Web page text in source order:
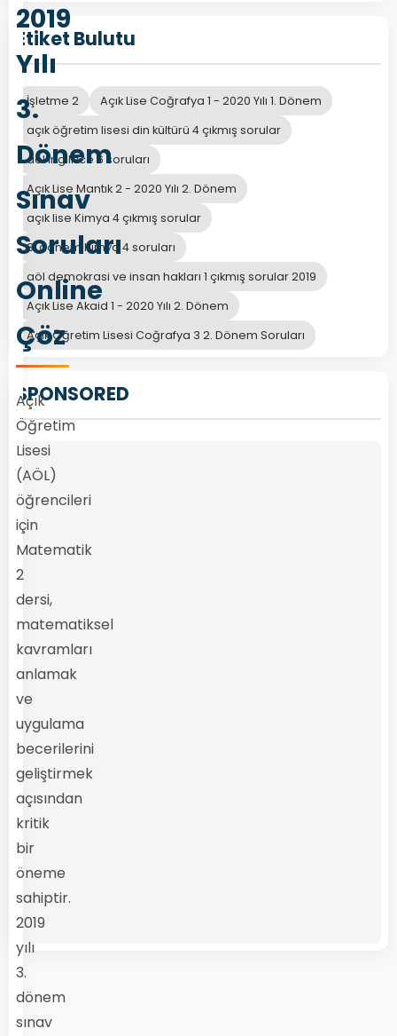
2019
Yılı
3.
Dönem
Sınav
Soruları
Online
Çöz
Açık
Öğretim
Lisesi
(AÖL)
öğrencileri
için
Matematik
2
dersi,
matematiksel
kavramları
anlamak
ve
uygulama
becerilerini
geliştirmek
açısından
kritik
bir
öneme
sahiptir.
2019
yılı
3.
dönem
sınav
Etiket Bulutu
İşletme 2
Açık Lise Coğrafya 1 - 2020 Yılı 1. Dönem
açık öğretim lisesi din kültürü 4 çıkmış sorular
aöl İngilizce 6 soruları
Açık Lise Mantık 2 - 2020 Yılı 2. Dönem
açık lise Kimya 4 çıkmış sorular
3. dönem Kimya 4 soruları
aöl demokrasi ve insan hakları 1 çıkmış sorular 2019
Açık Lise Akaid 1 - 2020 Yılı 2. Dönem
Açık Öğretim Lisesi Coğrafya 3 2. Dönem Soruları
SPONSORED